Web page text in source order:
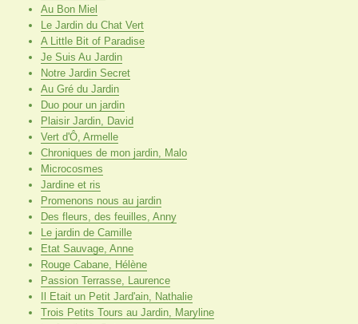
Au Bon Miel
Le Jardin du Chat Vert
A Little Bit of Paradise
Je Suis Au Jardin
Notre Jardin Secret
Au Gré du Jardin
Duo pour un jardin
Plaisir Jardin, David
Vert d'Ô, Armelle
Chroniques de mon jardin, Malo
Microcosmes
Jardine et ris
Promenons nous au jardin
Des fleurs, des feuilles, Anny
Le jardin de Camille
Etat Sauvage, Anne
Rouge Cabane, Hélène
Passion Terrasse, Laurence
Il Etait un Petit Jard'ain, Nathalie
Trois Petits Tours au Jardin, Maryline